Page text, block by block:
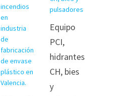
Equipo
PCI,
hidrantes
CH, bies
y